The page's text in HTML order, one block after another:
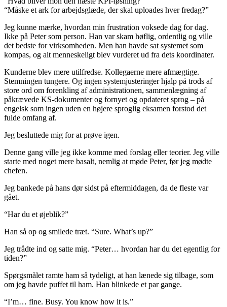
“Måske et ark for arbejdsglæde, der skal uploades hver fredag?”
Jeg kunne mærke, hvordan min frustration voksede dag for dag.
Ikke på Peter som person. Han var skam høflig, ordentlig og ville
det bedste for virksomheden. Men han havde sat systemet som
kompas, og alt menneskeligt blev vurderet ud fra dets koordinater.
Kunderne blev mere utilfredse. Kollegaerne mere afmægtige.
Stemningen tungere. Og ingen systemjusteringer hjalp på trods af
store ord om forenkling af administrationen, sammenlægning af
påkrævede KS-dokumenter og fornyet og opdateret sprog – på
engelsk som ingen uden en højere sproglig eksamen forstod det
fulde omfang af.
Jeg besluttede mig for at prøve igen.
Denne gang ville jeg ikke komme med forslag eller teorier. Jeg ville
starte med noget mere basalt, nemlig at møde Peter, før jeg mødte
chefen.
Jeg bankede på hans dør sidst på eftermiddagen, da de fleste var
gået.
“Har du et øjeblik?”
Han så op og smilede træt. “Sure. What’s up?”
Jeg trådte ind og satte mig. “Peter… hvordan har du det egentlig for
tiden?”
Spørgsmålet ramte ham så tydeligt, at han lænede sig tilbage, som
om jeg havde puffet til ham. Han blinkede et par gange.
“I’m… fine. Busy. You know how it is.”